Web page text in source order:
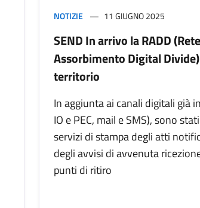
NOTIZIE 11 GIUGNO 2025
SEND In arrivo la RADD (Rete
Assorbimento Digital
territorio
In aggiunta ai canali digitali già
IO e PEC, mail e SMS), sono
servizi di stampa degli atti
degli avvisi di avvenuta
punti di ritiro